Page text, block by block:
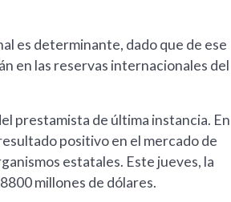
es determinante, dado que de ese
en las reservas internacionales del
prestamista de última instancia. En
positivo en el mercado de
estatales. Este jueves, la
millones de dólares.